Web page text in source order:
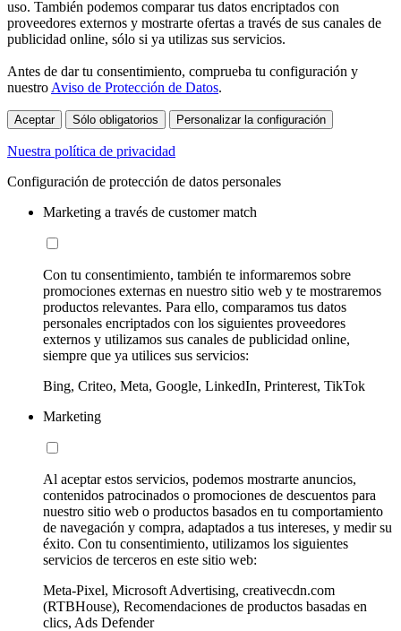
uso. También podemos comparar tus datos encriptados con
proveedores externos y mostrarte ofertas a través de sus canales de
publicidad online, sólo si ya utilizas sus servicios.
Antes de dar tu consentimiento, comprueba tu configuración y
nuestro Aviso de Protección de Datos.
Aceptar Sólo obligatorios Personalizar la configuración
Nuestra política de privacidad
Configuración de protección de datos personales
Marketing a través de customer match
Con tu consentimiento, también te informaremos sobre
promociones externas en nuestro sitio web y te mostraremos
productos relevantes. Para ello, comparamos tus datos
personales encriptados con los siguientes proveedores
externos y utilizamos sus canales de publicidad online,
siempre que ya utilices sus servicios:
Bing, Criteo, Meta, Google, LinkedIn, Printerest, TikTok
Marketing
Al aceptar estos servicios, podemos mostrarte anuncios,
contenidos patrocinados o promociones de descuentos para
nuestro sitio web o productos basados en tu comportamiento
de navegación y compra, adaptados a tus intereses, y medir su
éxito. Con tu consentimiento, utilizamos los siguientes
servicios de terceros en este sitio web:
Meta-Pixel, Microsoft Advertising, creativecdn.com
(RTBHouse), Recomendaciones de productos basadas en
clics, Ads Defender